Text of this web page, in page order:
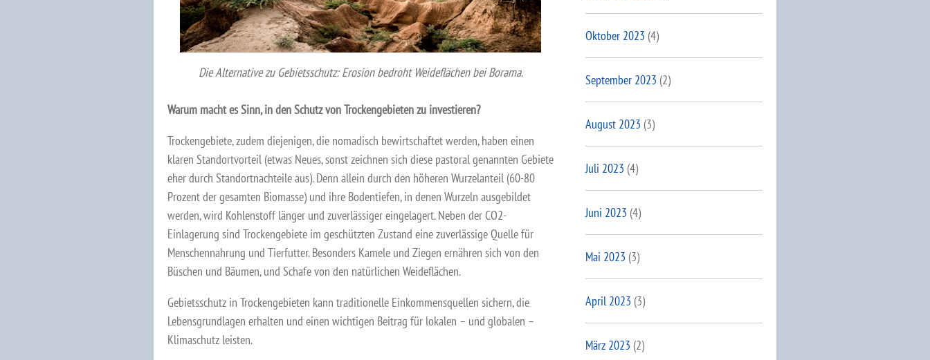
Die Alternative zu Gebietsschutz: Erosion bedroht Weideflächen bei Borama.
Warum macht es Sinn, in den Schutz von Trockengebieten zu investieren?
Trockengebiete, zudem diejenigen, die nomadisch bewirtschaftet werden, haben einen
klaren Standortvorteil (etwas Neues, sonst zeichnen sich diese pastoral genannten Gebiete
eher durch Standortnachteile aus). Denn allein durch den höheren Wurzelanteil (60-80
Prozent der gesamten Biomasse) und ihre Bodentiefen, in denen Wurzeln ausgebildet
werden, wird Kohlenstoff länger und zuverlässiger eingelagert. Neben der CO2-
Einlagerung sind Trockengebiete im geschützten Zustand eine zuverlässige Quelle für
Menschennahrung und Tierfutter. Besonders Kamele und Ziegen ernähren sich von den
Büschen und Bäumen, und Schafe von den natürlichen Weideflächen.
Gebietsschutz in Trockengebieten kann traditionelle Einkommensquellen sichern, die
Lebensgrundlagen erhalten und einen wichtigen Beitrag für lokalen – und globalen –
Klimaschutz leisten.
Oktober 2023 (4)
September 2023 (2)
August 2023 (3)
Juli 2023 (4)
Juni 2023 (4)
Mai 2023 (3)
April 2023 (3)
März 2023 (2)